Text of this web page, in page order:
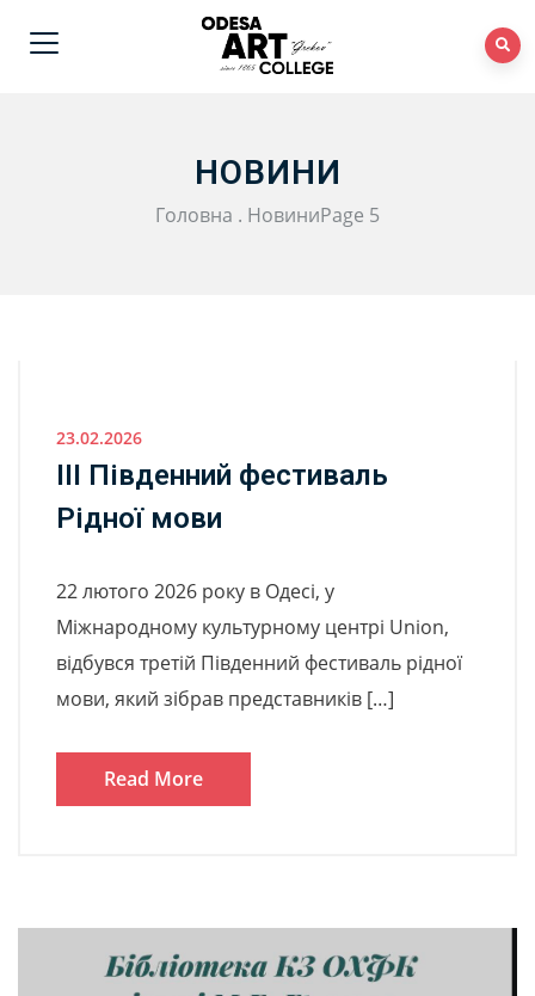
НОВИНИ
Головна . НовиниPage 5
23.02.2026
ІІІ Південний фестиваль
Рідної мови
22 лютого 2026 року в Одесі, у
Міжнародному культурному центрі Union,
відбувся третій Південний фестиваль рідної
мови, який зібрав представників […]
Read More